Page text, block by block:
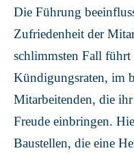
Die Führung
Zufriedenheit der
schlimmsten Fall führt
Kündigungsraten, im
Mitarbeitenden, die
Freude einbringen.
Baustellen, die eine